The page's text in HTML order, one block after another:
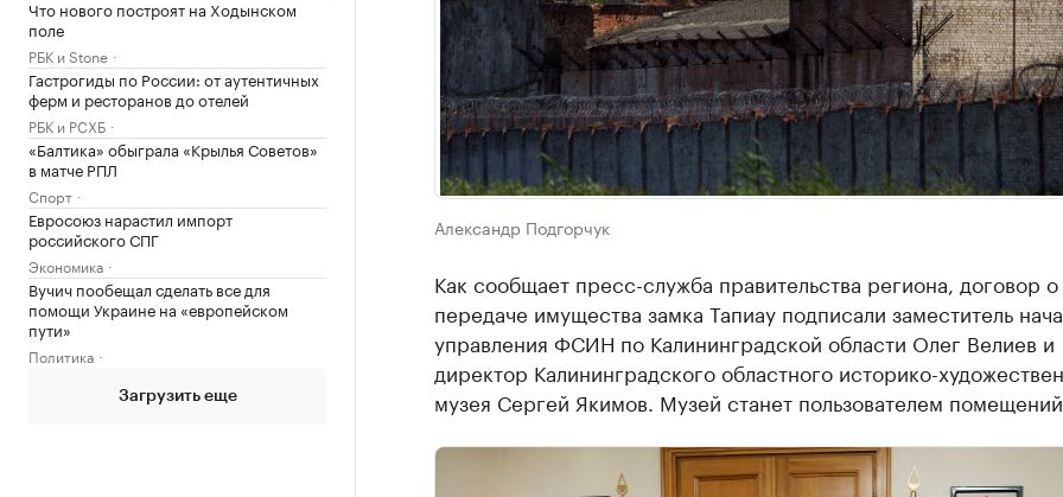
Что нового построят на Ходынском
поле
РБК и Stone
Гастрогиды по России: от аутентичных
ферм и ресторанов до отелей
РБК и РСХБ
«Балтика» обыграла «Крылья Советов»
в матче РПЛ
Спорт
Евросоюз нарастил импорт
российского СПГ
Экономика
Вучич пообещал сделать все для
помощи Украине на «европейском
пути»
Политика
Загрузить еще
Александр Подгорчук
Как сообщает пресс-служба правительства региона, договор о
передаче имущества замка Тапиау подписали заместитель
управления ФСИН по Калининградской области Олег Велиев и
директор Калининградского областного историко-
музея Сергей Якимов. Музей станет пользователем